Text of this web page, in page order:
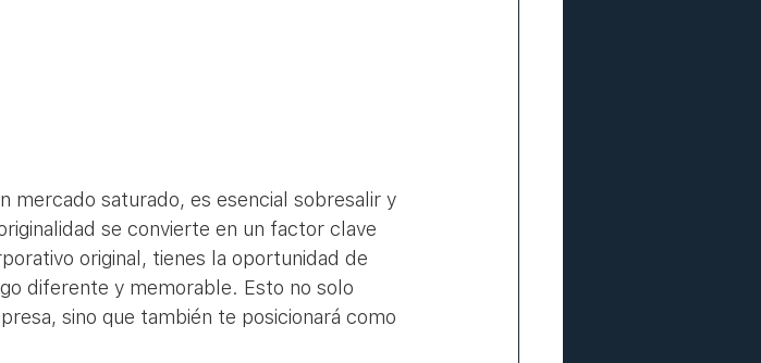
mercado saturado, es esencial sobresalir y
se convierte en un factor clave
original, tienes la oportunidad de
diferente y memorable. Esto no solo
sino que también te posicionará como